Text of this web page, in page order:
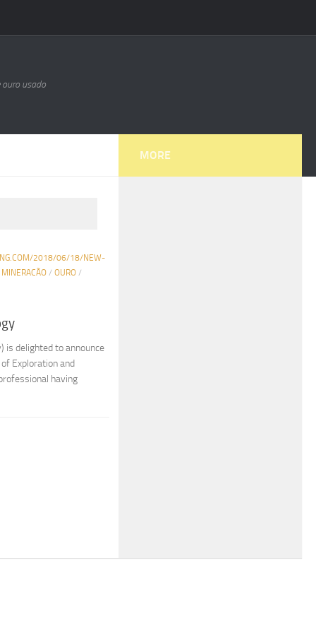
usado
2018/06/18/NEW-
/ OURO /
is delighted to announce
Exploration and
having
MORE